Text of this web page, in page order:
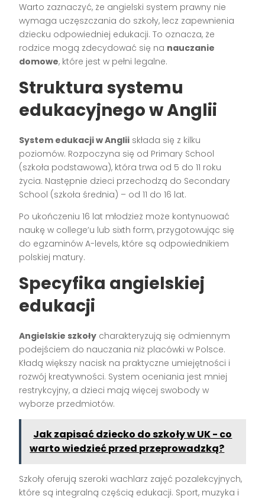
Warto zaznaczyć, że angielski system prawny nie
wymaga uczęszczania do szkoły, lecz zapewnienia
dziecku odpowiedniej edukacji. To oznacza, że
rodzice mogą zdecydować się na nauczanie
domowe, które jest w pełni legalne.
Struktura systemu
edukacyjnego w Anglii
System edukacji w Anglii składa się z kilku
poziomów. Rozpoczyna się od Primary School
(szkoła podstawowa), która trwa od 5 do 11 roku
życia. Następnie dzieci przechodzą do Secondary
School (szkoła średnia) – od 11 do 16 lat.
Po ukończeniu 16 lat młodzież może kontynuować
naukę w college’u lub sixth form, przygotowując się
do egzaminów A-levels, które są odpowiednikiem
polskiej matury.
Specyfika angielskiej
edukacji
Angielskie szkoły charakteryzują się odmiennym
podejściem do nauczania niż placówki w Polsce.
Kładą większy nacisk na praktyczne umiejętności i
rozwój kreatywności. System oceniania jest mniej
restrykcyjny, a dzieci mają więcej swobody w
wyborze przedmiotów.
Jak zapisać dziecko do szkoły w UK - co
warto wiedzieć przed przeprowadzką?
Szkoły oferują szeroki wachlarz zajęć pozalekcyjnych,
które są integralną częścią edukacji. Sport, muzyka i